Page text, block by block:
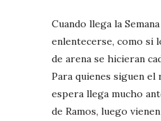
Cuando llega la
enlentecerse, como si
de arena se hicieran
Para quienes siguen
espera llega mucho
de Ramos, luego